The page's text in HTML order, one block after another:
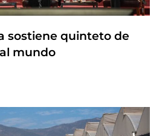
sostiene quinteto de
mundo